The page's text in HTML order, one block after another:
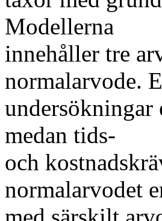
Modellerna
innehåller tre
normalarvode.
undersökningar
medan tids-
och
normalarvodet